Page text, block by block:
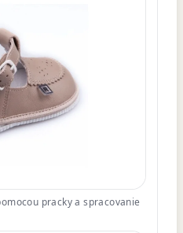
pracky a spracovanie